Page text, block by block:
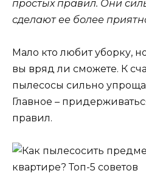
простых правил. Они
сделают ее более
Мало кто любит уборку,
вы вряд ли сможете. К
пылесосы сильно
Главное –
правил.